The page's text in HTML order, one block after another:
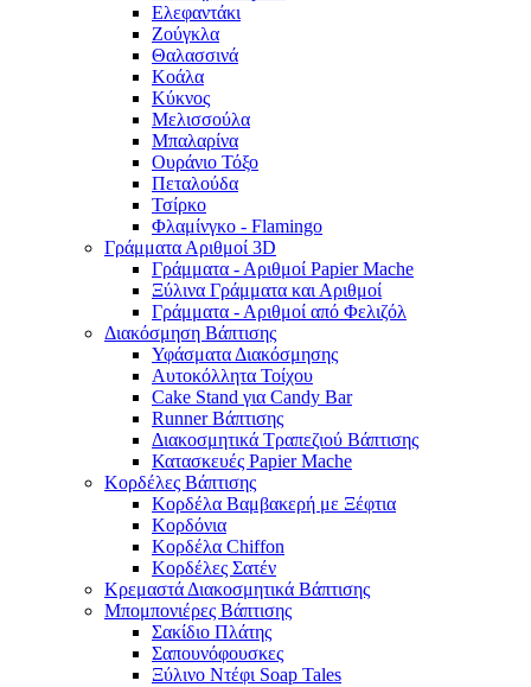
Ελεφαντάκι
Ζούγκλα
Θαλασσινά
Κοάλα
Κύκνος
Μελισσούλα
Μπαλαρίνα
Ουράνιο Τόξο
Πεταλούδα
Τσίρκο
Φλαμίνγκο - Flamingo
Γράμματα Αριθμοί 3D
Γράμματα - Αριθμοί Papier Mache
Ξύλινα Γράμματα και Αριθμοί
Γράμματα - Αριθμοί από Φελιζόλ
Διακόσμηση Βάπτισης
Υφάσματα Διακόσμησης
Αυτοκόλλητα Τοίχου
Cake Stand για Candy Bar
Runner Βάπτισης
Διακοσμητικά Τραπεζιού Βάπτισης
Κατασκευές Papier Mache
Κορδέλες Βάπτισης
Κορδέλα Βαμβακερή με Ξέφτια
Κορδόνια
Κορδέλα Chiffon
Κορδέλες Σατέν
Κρεμαστά Διακοσμητικά Βάπτισης
Μπομπονιέρες Βάπτισης
Σακίδιο Πλάτης
Σαπουνόφουσκες
Ξύλινο Ντέφι Soap Tales